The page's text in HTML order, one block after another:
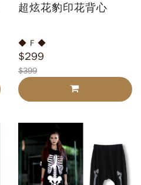
超炫花豹印花背心
◆ F ◆
$299
$399